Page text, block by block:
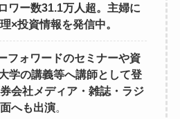
ワー数31.1万人超。主婦に
×投資情報を発信中。
フォワードのセミナーや資
学の講義等へ講師として登
会社メディア・雑誌・ラジ
へも出演。